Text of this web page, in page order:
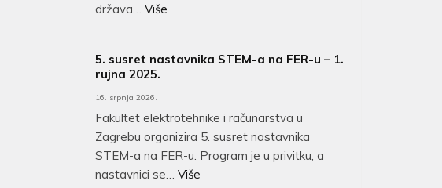
država…Više
5. susret nastavnika STEM-a na FER-u – 1.
rujna 2025.
16. srpnja 2026.
Fakultet elektrotehnike i računarstva u
Zagrebu organizira 5. susret nastavnika
STEM-a na FER-u. Program je u privitku, a
nastavnici se…Više